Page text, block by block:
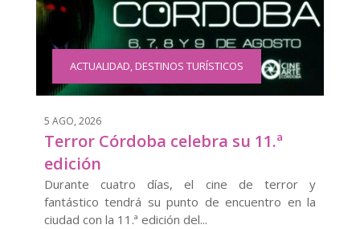
ACTUALIDAD,DESTINOS TURÍSTICOS
5 AGO, 2026
Terror Córdoba celebra su 11.ª
edición
Durante cuatro días, el cine de terror y
fantástico tendrá su punto de encuentro en la
ciudad con la 11.ª edición del...